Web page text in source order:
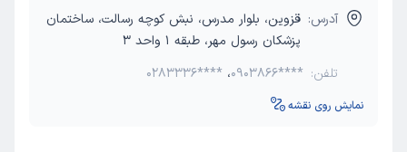
آدرس: قزوین، بلوار مدرس، نبش کوچه رسالت، ساختمان
پزشکان رسول مهر، طبقه 1 واحد 3
تلفن:
0283336**** ،0903866****
نمایش روی نقشه